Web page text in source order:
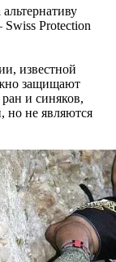
Protection
известной
защищают
и синяков,
но не являются